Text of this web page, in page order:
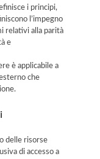
i principi,
l’impegno
relativi alla parità
e
è applicabile a
che
delle risorse
di accesso a